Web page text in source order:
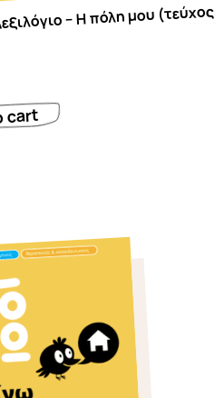
– Η πόλη μου (τεύχος
cart